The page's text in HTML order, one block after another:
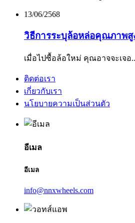
13/06/2568
วิธีการระบุล้อหล่อคุณภาพสู
เมื่อไปซื้อล้อใหม่ คุณอาจจะเจอ
ติดต่อเรา
เกี่ยวกับเรา
นโยบายความเป็นส่วนตัว
อีเมล
อีเมล
info@nnxwheels.com